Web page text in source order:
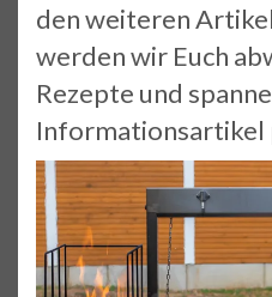
den weiteren
werden wir Euch
Rezepte und
Informationsartikel